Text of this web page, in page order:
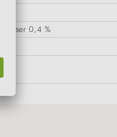
Rohfaser 0,4 %